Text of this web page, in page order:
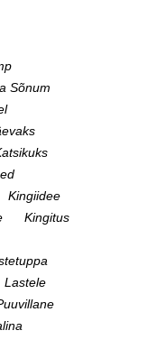
Sõnum
Kingiidee
Kingitus
Lastele